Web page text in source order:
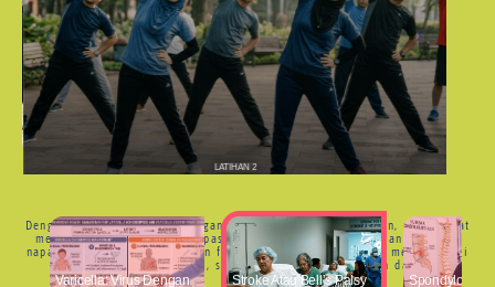
LATIHAN 2
Dengan rutin melakukan peregangan dan melatih pernapasan, anda dapat
memperkuat otot-otot pernapasan. Secara umum, peregangan dan olah
napas bertujuan meningkatkan fleksibilitas, kekuatan otot, memperbaiki
postur, meredakan stres, serta melancarkan peredaran darah.
Varicella: Virus Dengan
Stroke Atau Bell’s Palsy